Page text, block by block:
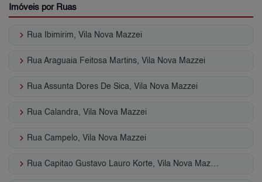
Imóveis por Ruas
keyboard_arrow_right Rua Ibimirim, Vila Nova Mazzei
keyboard_arrow_right Rua Araguaia Feitosa Martins, Vila Nova Mazzei
keyboard_arrow_right Rua Assunta Dores De Sica, Vila Nova Mazzei
keyboard_arrow_right Rua Calandra, Vila Nova Mazzei
keyboard_arrow_right Rua Campelo, Vila Nova Mazzei
keyboard_arrow_right